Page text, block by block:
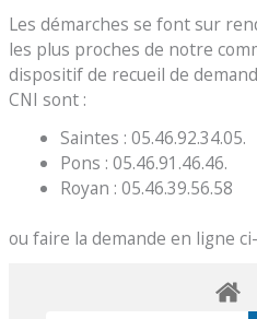
Les démarches se font sur
les plus proches de notre
dispositif de recueil de
CNI sont :
Saintes : 05.46.92.34.05.
Pons : 05.46.91.46.46.
Royan : 05.46.39.56.58
ou faire la demande en ligne